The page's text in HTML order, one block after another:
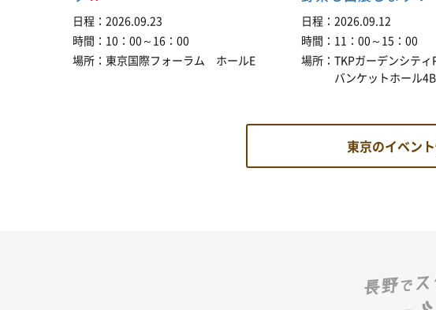
日程
2026.09.23
時間
10：00～16：00
場所
東京国際フォーラム ホールE
日程
2026.09.12
時間
11：00～15：00
場所
TKPガーデンシティ
バンケットホール4B
東京のイベン